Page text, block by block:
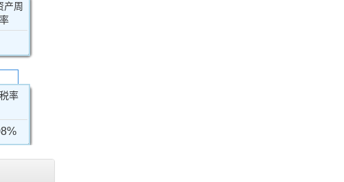
产周
率